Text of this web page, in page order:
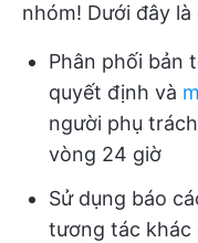
nhóm! Dưới đây
Phân phối bản
quyết định và
người phụ
vòng 24 giờ
Sử dụng báo
tương tác khác